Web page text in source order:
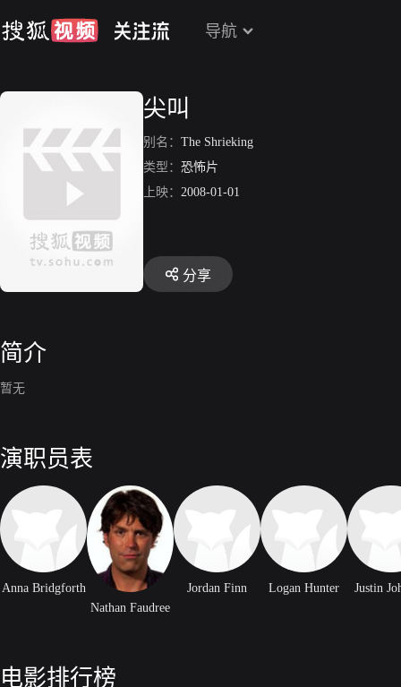
导航
尖叫
别名： The Shrieking
类型： 恐怖片
上映： 2008-01-01
分享
简介
暂无
演职员表
Anna Bridgforth
Nathan Faudree
Jordan Finn Logan Hunter Justin
电影排行榜